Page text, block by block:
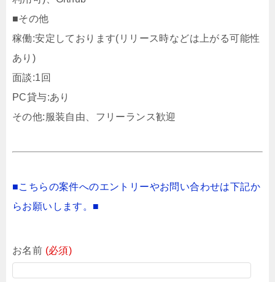
■その他
稼働:安定しております(リリース時などは上がる可能性
あり)
面談:1回
PC貸与:あり
その他:服装自由、フリーランス歓迎
■こちらの案件へのエントリーやお問い合わせは下記か
らお願いします。■
お名前 (必須)